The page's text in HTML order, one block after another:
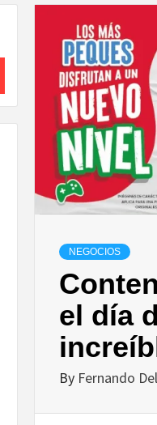
NEGOCIOS
el día
By Fernando